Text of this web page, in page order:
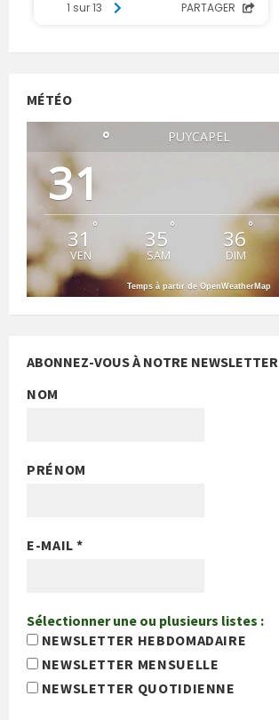
MÉTÉO
PUYCAPEL
31
°
31 °
VEN
35 °
SAM
36°
DIM
Temps à partir de OpenWeatherMap
ABONNEZ-VOUS À NOTRE NEWSLETTER
NOM
PRÉNOM
E-MAIL*
Sélectionner une ou plusieurs listes :
NEWSLETTER HEBDOMADAIRE
NEWSLETTER MENSUELLE
NEWSLETTER QUOTIDIENNE